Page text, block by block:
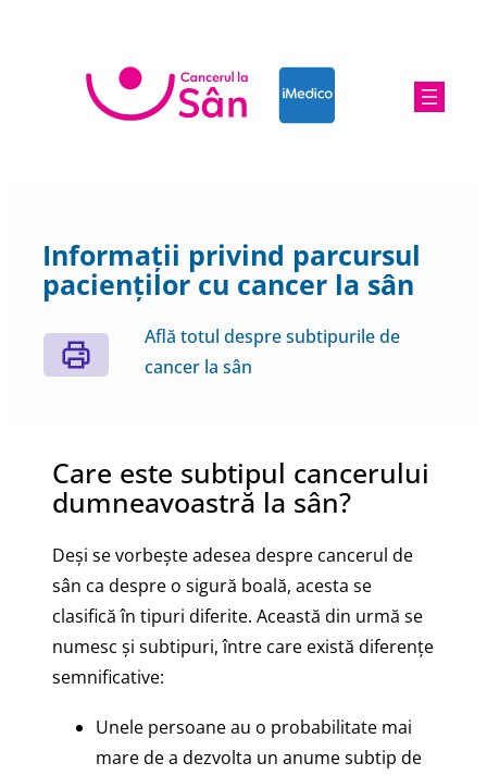
Informații privind parcursul
pacienților cu cancer la sân
Află totul despre subtipurile de
cancer la sân
Care este subtipul cancerului
dumneavoastră la sân?
Deși se vorbește adesea despre cancerul de
sân ca despre o sigură boală, acesta se
clasifică în tipuri diferite. Această din urmă se
numesc și subtipuri, între care există diferențe
semnificative:
Unele persoane au o probabilitate mai
mare de a dezvolta un anume subtip de